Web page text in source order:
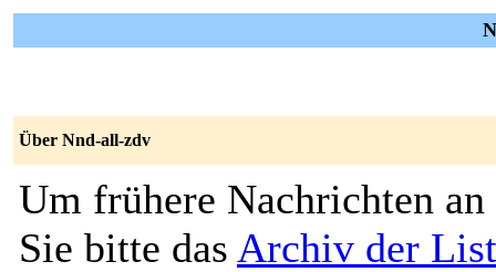
Über Nnd-all-zdv
Um frühere Nachrichten an
Sie bitte das Archiv der